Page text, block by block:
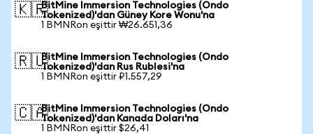
🇰🇷BitMine Immersion Technologies (Ondo
Tokenized)'dan Güney Kore Wonu'na
1 BMNRon eşittir ₩26.651,36
🇷🇺BitMine Immersion Technologies (Ondo
Tokenized)'dan Rus Rublesi'na
1 BMNRon eşittir ₽1.557,29
🇨🇦BitMine Immersion Technologies (Ondo
Tokenized)'dan Kanada Doları'na
1 BMNRon eşittir $26,41